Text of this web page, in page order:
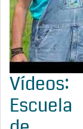
Vídeos:
Escuela